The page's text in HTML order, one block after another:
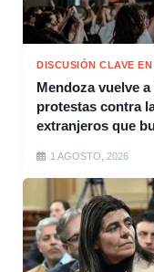
DISCUSIÓN CLAVE
Mendoza vuelve
protestas contra
extranjeros que
1 AGOSTO, 2026